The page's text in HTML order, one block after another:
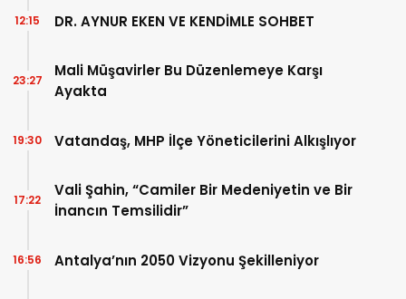
DR. AYNUR EKEN VE KENDİMLE SOHBET
12:15
Mali Müşavirler Bu Düzenlemeye Karşı
Ayakta
23:27
Vatandaş, MHP İlçe Yöneticilerini Alkışlıyor
19:30
Vali Şahin, “Camiler Bir Medeniyetin ve Bir
İnancın Temsilidir”
17:22
Antalya’nın 2050 Vizyonu Şekilleniyor
16:56